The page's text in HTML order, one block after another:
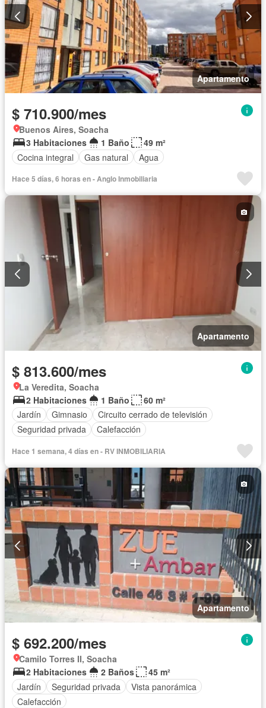
Apartamento
$ 710.900/mes
Buenos Aires, Soacha
3 Habitaciones
1 Baño
49 m²
Cocina integral
Gas natural Agua
Hace 5 días, 6 horas en - Anglo Inmobiliaria
Apartamento
$ 813.600/mes
La Veredita, Soacha
2 Habitaciones
1 Baño
60 m²
Jardín
Gimnasio
Circuito cerrado de televisión
Seguridad privada
Calefacción
Hace 1 semana, 4 días en - RV INMOBILIARIA
Apartamento
$ 692.200/mes
Camilo Torres II, Soacha
2 Habitaciones
2 Baños
45 m²
Jardín
Seguridad privada
Vista panorámica
Calefacción